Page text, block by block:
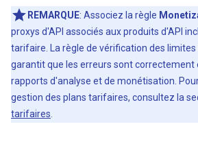
REMARQUE: Associez la règle
proxys d'API associés aux produits d'API
tarifaire. La règle de vérification des
garantit que les erreurs sont correctement
rapports d'analyse et de monétisation.
gestion des plans tarifaires, consultez la
tarifaires